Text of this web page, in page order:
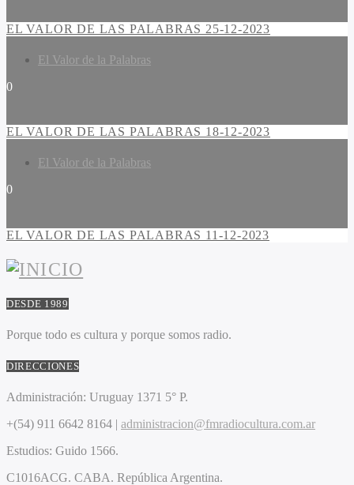
EL VALOR DE LAS PALABRAS 25-12-2023
El Valor de la Palabras
0
EL VALOR DE LAS PALABRAS 18-12-2023
El Valor de la Palabras
0
EL VALOR DE LAS PALABRAS 11-12-2023
DESDE 1989
Porque todo es cultura y porque somos radio.
DIRECCIONES
Administración: Uruguay 1371 5° P.
+(54) 911 6642 8164 | administracion@fmradiocultura.com.ar
Estudios: Guido 1566.
C1016ACG. CABA. República Argentina.